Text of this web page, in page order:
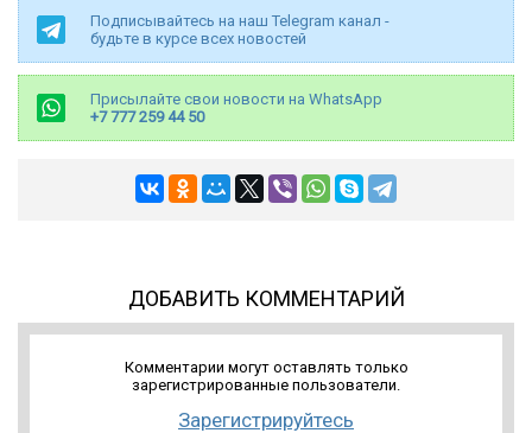
Подписывайтесь на наш Telegram канал -
будьте в курсе всех новостей
Присылайте свои новости на WhatsApp
+7 777 259 44 50
ДОБАВИТЬ КОММЕНТАРИЙ
Комментарии могут оставлять только
зарегистрированные пользователи.
Зарегистрируйтесь